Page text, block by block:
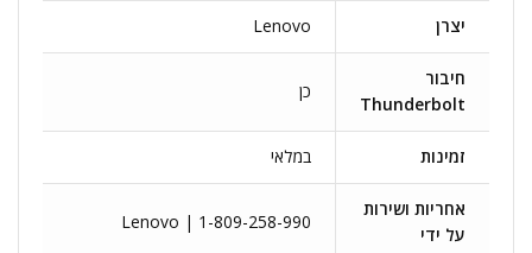
יצרן Lenovo
חיבור
Thunderbolt
כן
זמינות במלאי
אחריות ושירות
על ידי
Lenovo | 1-809-258-990